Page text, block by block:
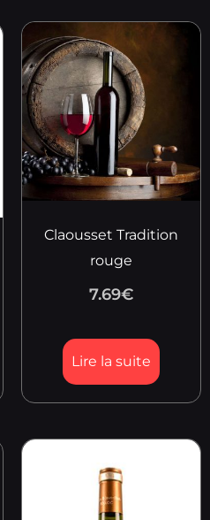
Claousset Tradition
rouge
7.69€
Lire la suite